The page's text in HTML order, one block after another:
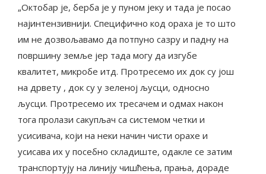
„Октобар је, берба је у пуном јеку и тада је посао
најинтензивнији. Специфично код ораха је то што
им не дозвољавамо да потпуно сазру и падну на
површину земље јер тада могу да изгубе
квалитет, микробе итд. Протресемо их док су још
на дрвету , док су у зеленој љусци, односно
љусци. Протресемо их тресачем и одмах након
тога пролази сакупљач са системом четки и
усисивача, који на неки начин чисти орахе и
усисава их у посебно складиште, одакле се затим
транспортују на линију чишћења, прања, дораде